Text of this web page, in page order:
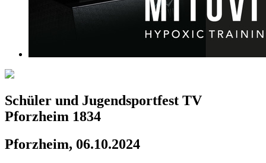
Schüler und Jugendsportfest TV
Pforzheim 1834
Pforzheim, 06.10.2024